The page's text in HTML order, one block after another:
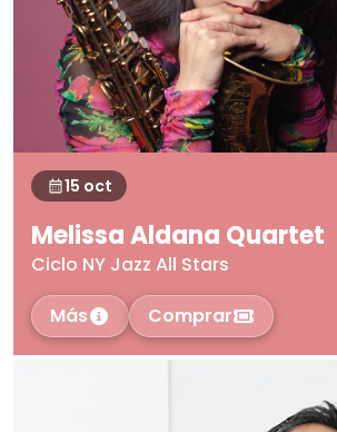
15 oct
Melissa Aldana Quartet
Ciclo NY Jazz All Stars
Más
Comprar